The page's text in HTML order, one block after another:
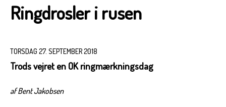
Ringdrosler i rusen
TORSDAG 27. SEPTEMBER 2018
Trods vejret en OK ringmærkningsdag
af Bent Jakobsen